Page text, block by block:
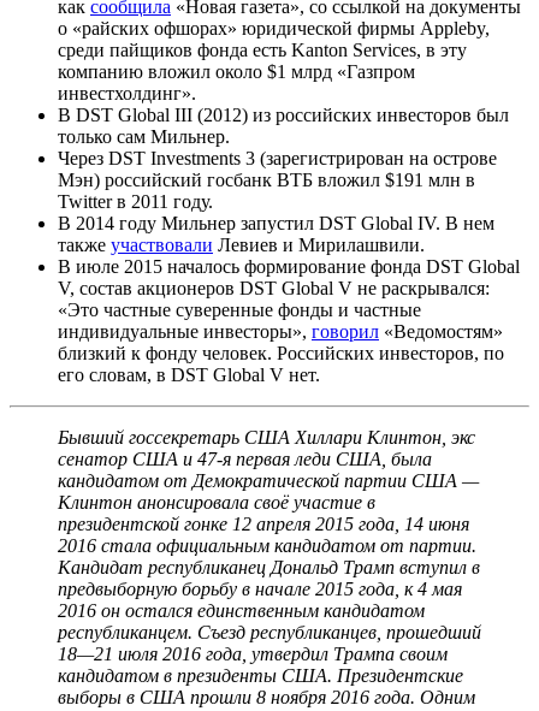
как сообщила «Новая газета», со ссылкой на документы
о «райских офшорах» юридической фирмы Appleby,
среди пайщиков фонда есть Kanton Services, в эту
компанию вложил около $1 млрд «Газпром
инвестхолдинг».
В DST Global III (2012) из российских инвесторов был
только сам Мильнер.
Через DST Investments 3​ (зарегистрирован на острове
Мэн) российский госбанк ВТБ вложил $191 млн в
Twitter в 2011 году.
В 2014 году Мильнер запустил DST Global IV. В нем
также участвовали Левиев и Мирилашвили.
В июле 2015 началось формирование фонда DST Global
V, состав акционеров DST Global V не раскрывался:
«Это частные суверенные фонды и частные
индивидуальные инвесторы», говорил «Ведомостям»
близкий к фонду человек. Российских инвесторов, по
его словам, в DST Global V нет.
Бывший госсекретарь США Хиллари Клинтон, экс
сенатор США и 47-я первая леди США, была
кандидатом от Демократической партии США —
Клинтон анонсировала своё участие в
президентской гонке 12 апреля 2015 года, 14 июня
2016 стала официальным кандидатом от партии.
Кандидат республиканец Дональд Трамп вступил в
предвыборную борьбу в начале 2015 года, к 4 мая
2016 он остался единственным кандидатом
республиканцем. Съезд республиканцев, прошедший
18—21 июля 2016 года, утвердил Трампа своим
кандидатом в президенты США. Президентские
выборы в США прошли 8 ноября 2016 года. Одним